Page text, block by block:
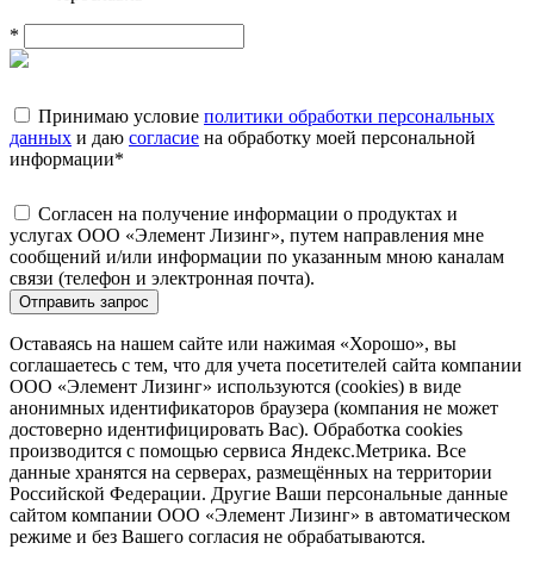
*
Принимаю условие политики обработки персональных
данных и даю согласие на обработку моей персональной
информации*
Согласен на получение информации о продуктах и
услугах ООО «Элемент Лизинг», путем направления мне
сообщений и/или информации по указанным мною каналам
связи (телефон и электронная почта).
Отправить запрос
Оставаясь на нашем сайте или нажимая «Хорошо», вы
соглашаетесь с тем, что для учета посетителей сайта компании
ООО «Элемент Лизинг» используются (cookies) в виде
анонимных идентификаторов браузера (компания не может
достоверно идентифицировать Вас). Обработка cookies
производится с помощью сервиса Яндекс.Метрика. Все
данные хранятся на серверах, размещённых на территории
Российской Федерации. Другие Ваши персональные данные
сайтом компании ООО «Элемент Лизинг» в автоматическом
режиме и без Вашего согласия не обрабатываются.